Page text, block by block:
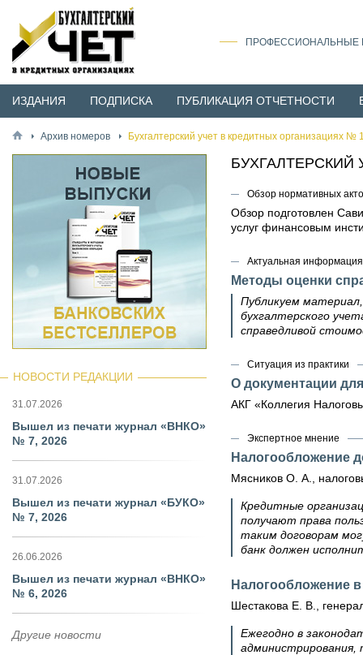
ПРОФЕССИОНАЛЬНЫЕ
ИЗДАНИЯ ПОДПИСКА ПУБЛИКАЦИЯ ОТЧЕТНОСТИ
Архив номеров Бухгалтерский учет в кредитных организациях №
БУХГАЛТЕРСКИЙ
Обзор нормативных
Обзор подготовлен
услуг финансовым
Актуальная информация
Методы оценки
Публикуем
бухгалтерского
справедливой
Ситуация из практики
О документации
АКГ «Коллегия
Экспертное мнение
Налогообложение
Мясников О. А.,
Кредитные
получают права
таким договорам
банк должен
Налогообложение в
Шестакова Е. В.,
Ежегодно в
администрирования,
НОВОСТИ РЕДАКЦИИ
31.07.2026
Вышел из печати журнал «ВНКО»
№ 7, 2026
31.07.2026
Вышел из печати журнал «БУКО»
№ 7, 2026
26.06.2026
Вышел из печати журнал «ВНКО»
№ 6, 2026
Другие новости